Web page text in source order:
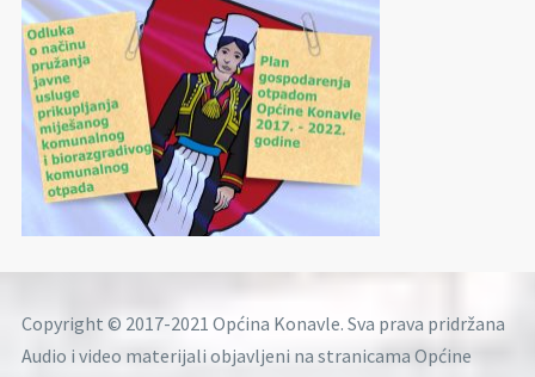
Copyright © 2017-2021 Općina Konavle. Sva prava pridržana
Audio i video materijali objavljeni na stranicama Općine